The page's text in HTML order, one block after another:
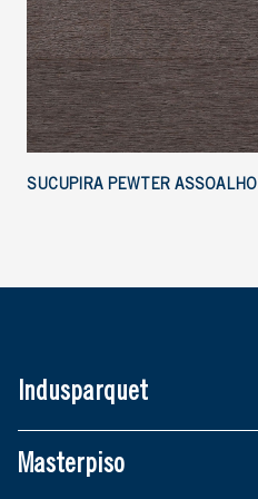
SUCUPIRA PEWTER ASSOALHO
Indusparquet
Masterpiso